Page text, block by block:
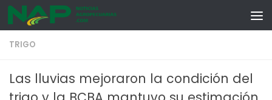
Skip to content
TRIGO
Las lluvias mejoraron la condición del